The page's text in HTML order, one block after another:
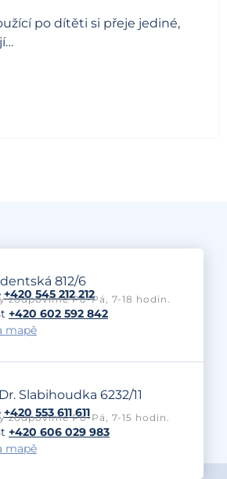
po dítěti si přeje jediné,
812/6
+420 545 212 212
zodpovíme Po-Pá, 7-18 hodin.
+420 602 592 842
mapě
Slabihoudka 6232/11
+420 553 611 611
zodpovíme Po-Pá, 7-15 hodin.
+420 606 029 983
mapě